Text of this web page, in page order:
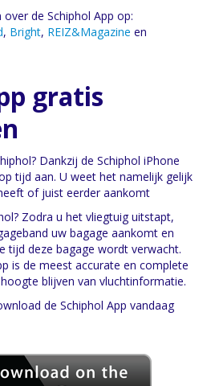
de Schiphol App op:
, Bright, REIZ&Magazine en
gratis
Dankzij de Schiphol iPhone
tijd aan. U weet het namelijk gelijk
of juist eerder aankomt
Zodra u het vliegtuig uitstapt,
uw bagage aankomt en
tijd deze bagage wordt verwacht.
is de meest accurate en complete
blijven van vluchtinformatie.
de Schiphol App vandaag